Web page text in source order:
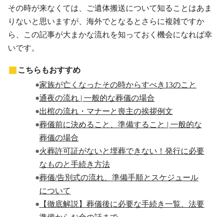
その時が来なくては、ご遺体搬送について知ることはあま
りないと思いますが、海外でとなるとさらに複雑ですか
ら、この記事が大まかな流れを知っておく機会になれば幸
いです。
こちらもおすすめ
家族が亡くなったその時からすべき13のこと
通夜の流れ | 一般的な葬儀の場合
出棺の流れ・マナーと喪主の挨拶例文
葬儀前に決めること、準備すること | 一般的な
葬儀の場合
火葬許可証がないと埋葬できない！発行に必要
なものと手続き方法
葬儀/告別式の流れ、準備手順とスケジュール
について
【徹底解説】葬儀後に必要な手続き一覧、法要